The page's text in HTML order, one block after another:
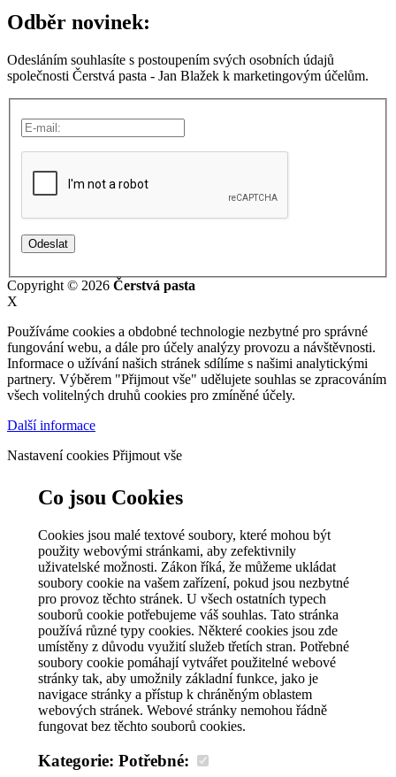
Odběr novinek:
Odesláním souhlasíte s postoupením svých osobních údajů
společnosti Čerstvá pasta - Jan Blažek k marketingovým účelům.
Copyright © 2026 Čerstvá pasta
X
Používáme cookies a obdobné technologie nezbytné pro správné
fungování webu, a dále pro účely analýzy provozu a návštěvnosti.
Informace o užívání našich stránek sdílíme s našimi analytickými
partnery. Výběrem "Přijmout vše" udělujete souhlas se zpracováním
všech volitelných druhů cookies pro zmíněné účely.
Další informace
Nastavení cookies Přijmout vše
Co jsou Cookies
Cookies jsou malé textové soubory, které mohou být
použity webovými stránkami, aby zefektivnily
uživatelské možnosti. Zákon říká, že můžeme ukládat
soubory cookie na vašem zařízení, pokud jsou nezbytné
pro provoz těchto stránek. U všech ostatních typech
souborů cookie potřebujeme váš souhlas. Tato stránka
používá různé typy cookies. Některé cookies jsou zde
umístěny z důvodu využití služeb třetích stran. Potřebné
soubory cookie pomáhají vytvářet použitelné webové
stránky tak, aby umožnily základní funkce, jako je
navigace stránky a přístup k chráněným oblastem
webových stránek. Webové stránky nemohou řádně
fungovat bez těchto souborů cookies.
Kategorie: Potřebné: